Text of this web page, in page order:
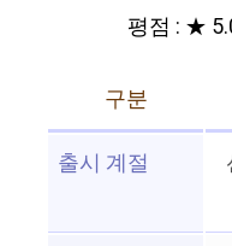
평점 : ★
구분
출시 계절